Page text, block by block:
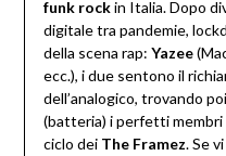
funk rockin Italia. Dopo
digitale tra pandemie,
della scena rap: Yazee
ecc.), i due sentono il
dell’analogico, trovando
(batteria) i perfetti membri
ciclo dei The Framez. Se